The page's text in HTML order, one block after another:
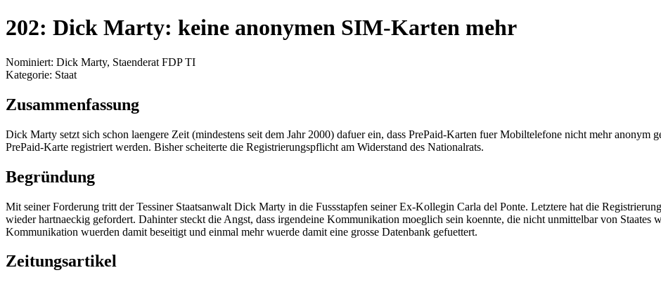
202: Dick Marty: keine anonymen SIM-Karten mehr
Nominiert: Dick Marty, Staenderat FDP TI
Kategorie: Staat
Zusammenfassung
Dick Marty setzt sich schon laengere Zeit (mindestens seit dem Jahr 2000) dafuer ein, dass PrePaid-Karten fuer Mobiltelefone nicht mehr anonym
PrePaid-Karte registriert werden. Bisher scheiterte die Registrierungspflicht am Widerstand des Nationalrats.
Begründung
Mit seiner Forderung tritt der Tessiner Staatsanwalt Dick Marty in die Fussstapfen seiner Ex-Kollegin Carla del Ponte. Letztere hat die
wieder hartnaeckig gefordert. Dahinter steckt die Angst, dass irgendeine Kommunikation moeglich sein koennte, die nicht unmittelbar von Staates
Kommunikation wuerden damit beseitigt und einmal mehr wuerde damit eine grosse Datenbank gefuettert.
Zeitungsartikel